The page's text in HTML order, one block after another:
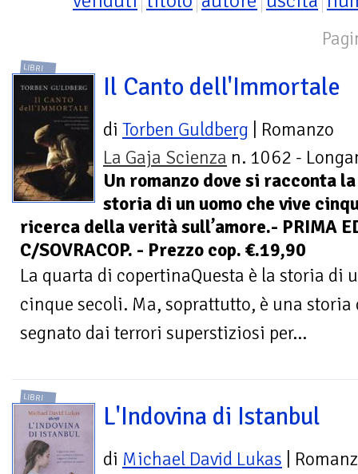
LIBRI
Il Canto dell'Immortale
di Torben Guldberg | Romanzo
La Gaja Scienza n. 1062 -
Un romanzo dove si racconta la
storia di un uomo che vive
ricerca della verità sull’amore.- PRIMA
C/SOVRACOP. - Prezzo cop. €.19,90
La quarta di copertinaQuesta è la storia di
cinque secoli. Ma, soprattutto, è una storia
segnato dai terrori superstiziosi per...
LIBRI
L'Indovina di Istanbul
di Michael David Lukas |